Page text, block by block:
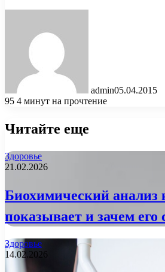
admin05.04.2015
95 4 минут на прочтение
Читайте еще
Здоровье
21.02.2026
Биохимический анализ
показывает и зачем его
Здоровье
14.02.2026